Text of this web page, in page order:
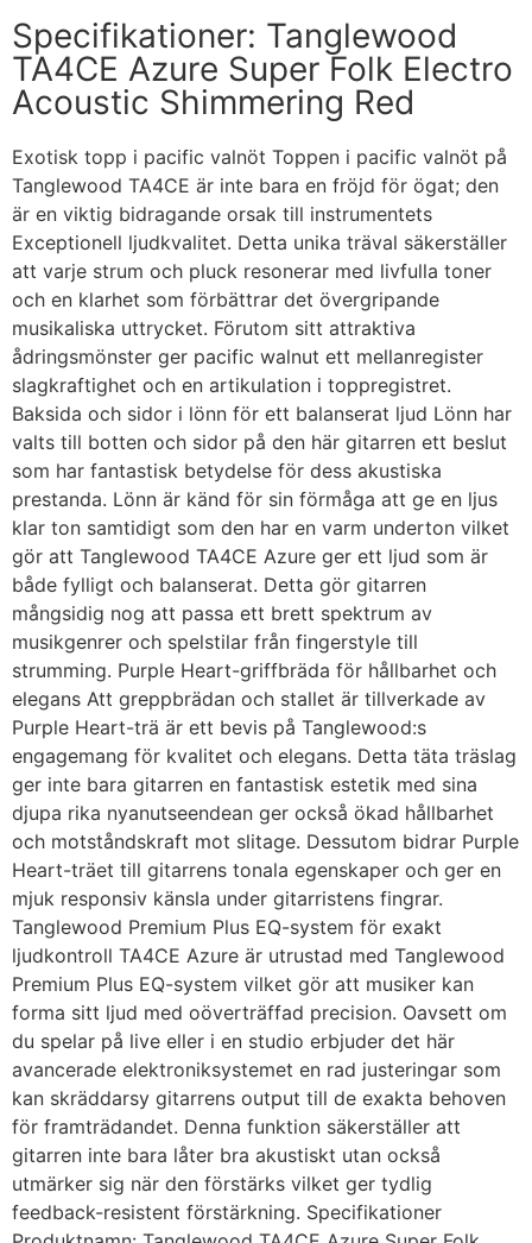
Specifikationer: Tanglewood
TA4CE Azure Super Folk Electro
Acoustic Shimmering Red
Exotisk topp i pacific valnöt Toppen i pacific valnöt på
Tanglewood TA4CE är inte bara en fröjd för ögat; den
är en viktig bidragande orsak till instrumentets
Exceptionell ljudkvalitet. Detta unika träval säkerställer
att varje strum och pluck resonerar med livfulla toner
och en klarhet som förbättrar det övergripande
musikaliska uttrycket. Förutom sitt attraktiva
ådringsmönster ger pacific walnut ett mellanregister
slagkraftighet och en artikulation i toppregistret.
Baksida och sidor i lönn för ett balanserat ljud Lönn har
valts till botten och sidor på den här gitarren ett beslut
som har fantastisk betydelse för dess akustiska
prestanda. Lönn är känd för sin förmåga att ge en ljus
klar ton samtidigt som den har en varm underton vilket
gör att Tanglewood TA4CE Azure ger ett ljud som är
både fylligt och balanserat. Detta gör gitarren
mångsidig nog att passa ett brett spektrum av
musikgenrer och spelstilar från fingerstyle till
strumming. Purple Heart-griffbräda för hållbarhet och
elegans Att greppbrädan och stallet är tillverkade av
Purple Heart-trä är ett bevis på Tanglewood:s
engagemang för kvalitet och elegans. Detta täta träslag
ger inte bara gitarren en fantastisk estetik med sina
djupa rika nyanutseendean ger också ökad hållbarhet
och motståndskraft mot slitage. Dessutom bidrar Purple
Heart-träet till gitarrens tonala egenskaper och ger en
mjuk responsiv känsla under gitarristens fingrar.
Tanglewood Premium Plus EQ-system för exakt
ljudkontroll TA4CE Azure är utrustad med Tanglewood
Premium Plus EQ-system vilket gör att musiker kan
forma sitt ljud med oöverträffad precision. Oavsett om
du spelar på live eller i en studio erbjuder det här
avancerade elektroniksystemet en rad justeringar som
kan skräddarsy gitarrens output till de exakta behoven
för framträdandet. Denna funktion säkerställer att
gitarren inte bara låter bra akustiskt utan också
utmärker sig när den förstärks vilket ger tydlig
feedback-resistent förstärkning. Specifikationer